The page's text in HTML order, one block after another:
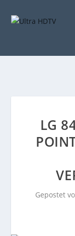
LG
Gepostet